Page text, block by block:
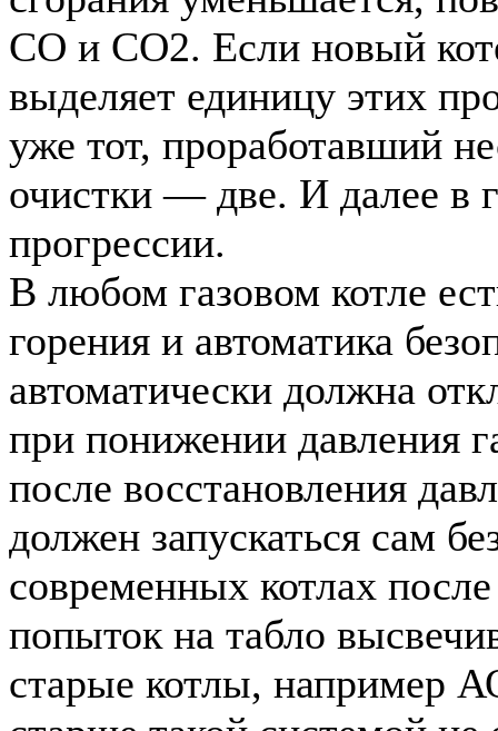
СО и СО2. Если новый
выделяет единицу этих
уже тот, проработавший
очистки — две. И далее в
прогрессии.
В любом газовом котле
горения и автоматика
автоматически должна
при понижении давления
после восстановления
должен запускаться сам
современных котлах
попыток на табло
старые котлы, например